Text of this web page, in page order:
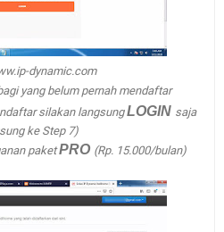
dynamic.com
yang belum pernah mendaftar
silakan langsungLOGIN saja
ke Step 7)
paketPRO (Rp. 15.000/bulan)